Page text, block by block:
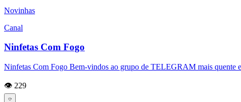
Novinhas
Canal
Ninfetas Com Fogo
Ninfetas Com Fogo Bem-vindos ao grupo de TELEGRAM mais quente
👁️ 229